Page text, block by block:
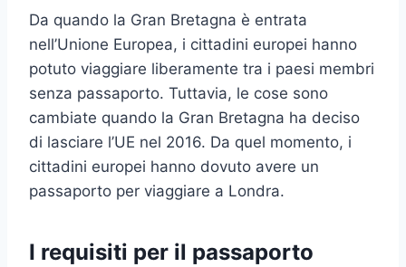
Da quando la Gran Bretagna è entrata
nell’Unione Europea, i cittadini europei hanno
potuto viaggiare liberamente tra i paesi membri
senza passaporto. Tuttavia, le cose sono
cambiate quando la Gran Bretagna ha deciso
di lasciare l’UE nel 2016. Da quel momento, i
cittadini europei hanno dovuto avere un
passaporto per viaggiare a Londra.
I requisiti per il passaporto